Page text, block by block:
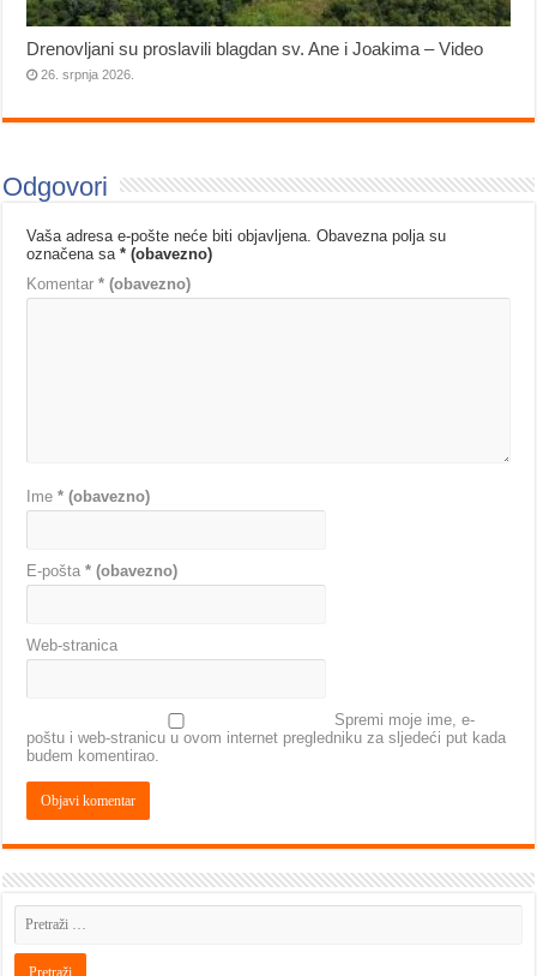
Drenovljani su proslavili blagdan sv. Ane i Joakima – Video
26. srpnja 2026.
Odgovori
Vaša adresa e-pošte neće biti objavljena. Obavezna polja su
označena sa* (obavezno)
Komentar* (obavezno)
Ime* (obavezno)
E-pošta* (obavezno)
Web-stranica
Spremi moje ime, e-
poštu i web-stranicu u ovom internet pregledniku za sljedeći put kada
budem komentirao.